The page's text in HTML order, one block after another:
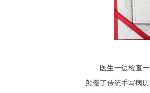
医生一边检查
颠覆了传统手写病